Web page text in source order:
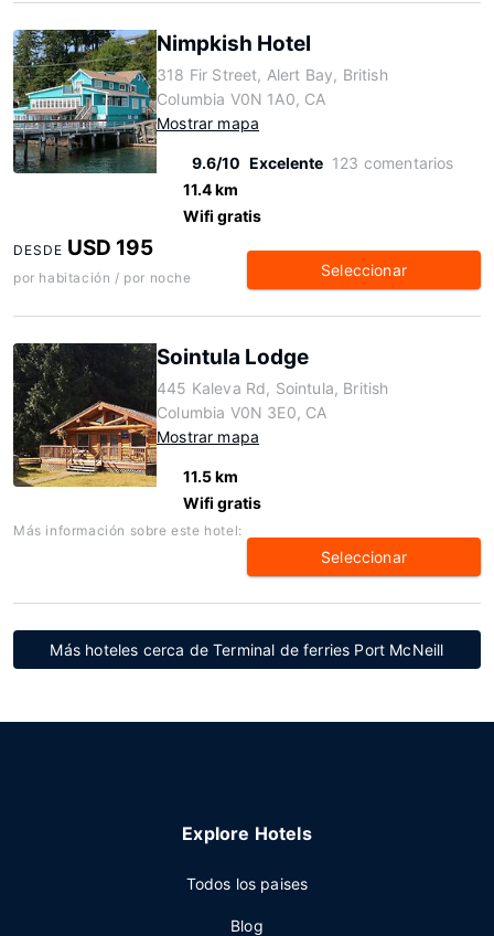
Nimpkish Hotel
318 Fir Street, Alert Bay, British
Columbia V0N 1A0, CA
Mostrar mapa
9.6/10 Excelente 123 comentarios
11.4 km
Wifi gratis
DESDE USD 195
por habitación / por noche Seleccionar
Sointula Lodge
445 Kaleva Rd, Sointula, British
Columbia V0N 3E0, CA
Mostrar mapa
11.5 km
Wifi gratis
Más información sobre este hotel:
Seleccionar
Más hoteles cerca de Terminal de ferries Port McNeill
Explore Hotels
Todos los paises
Blog